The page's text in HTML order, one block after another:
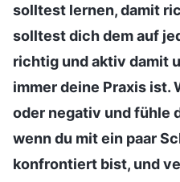
solltest lernen, damit
solltest dich dem auf
richtig und aktiv damit
immer deine Praxis ist.
oder negativ und fühle
wenn du mit ein paar
konfrontiert bist, und